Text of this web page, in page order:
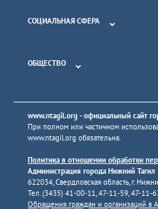
СОЦИАЛЬНАЯ СФЕРА
ОБЩЕСТВО
www.ntagil.org - официальный сайт
При полном или частичном
www.ntagil.org обязательна.
Политика в отношении обработки
Администрация города Нижний Тагил
622034, Свердловская область, г.
Тел. (3435) 41-00-11, 47-11-59, 47-11-
Обращения граждан и организаций в